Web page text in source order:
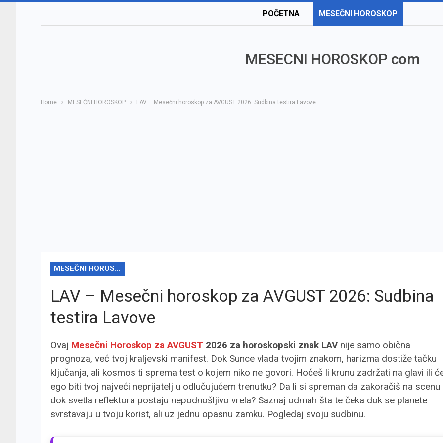
POČETNA MESEČNI HOROSKOP
MESECNI HOROSKOP com
Home MESEČNI HOROSKOP LAV – Mesečni horoskop za AVGUST 2026: Sudbina testira Lavove
MESEČNI HOROSKOP
LAV – Mesečni horoskop za AVGUST 2026: Sudbina
testira Lavove
Ovaj Mesečni Horoskop za AVGUST 2026 za horoskopski znak LAVnije samo obična
prognoza, već tvoj kraljevski manifest. Dok Sunce vlada tvojim znakom, harizma dostiže tačku
ključanja, ali kosmos ti sprema test o kojem niko ne govori. Hoćeš li krunu zadržati na glavi ili
ego biti tvoj najveći neprijatelj u odlučujućem trenutku? Da li si spreman da zakoračiš na scenu
dok svetla reflektora postaju nepodnošljivo vrela? Saznaj odmah šta te čeka dok se planete
svrstavaju u tvoju korist, ali uz jednu opasnu zamku. Pogledaj svoju sudbinu.